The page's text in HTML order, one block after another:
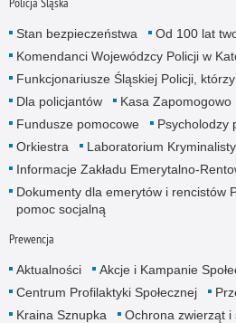
Stan bezpieczeństwa
Od 100 lat
Komendanci Wojewódzcy Policji w
Funkcjonariusze Śląskiej Policji,
Dla policjantów
Kasa Zapomogowo
Fundusze pomocowe
Psycholodzy
Orkiestra
Laboratorium
Informacje Zakładu Emerytalno-
Dokumenty dla emerytów i rencistów
pomoc socjalną
Prewencja
Aktualności
Akcje i Kampanie
Centrum Profilaktyki Społecznej
Kraina Sznupka
Ochrona zwierząt i